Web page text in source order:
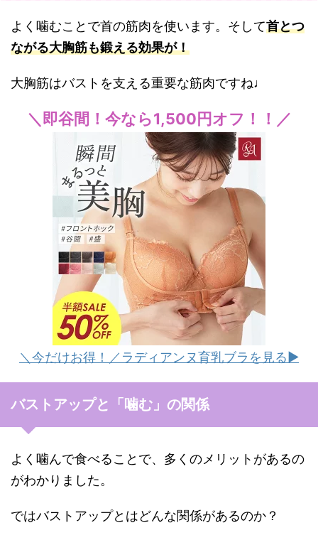
よく噛むことで首の筋肉を使います。そして首とつ
ながる大胸筋も鍛える効果が！
大胸筋はバストを支える重要な筋肉ですね♩
＼即谷間！今なら1,500円オフ！！／
＼今だけお得！／ラディアンヌ育乳ブラを見る▶︎
バストアップと「噛む」の関係
よく噛んで食べることで、多くのメリットがあるの
がわかりました。
ではバストアップとはどんな関係があるのか？